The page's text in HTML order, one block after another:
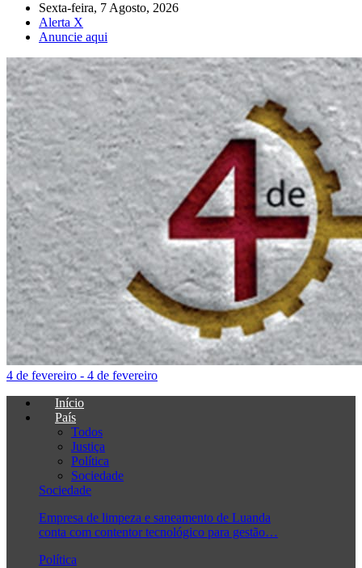
Sexta-feira, 7 Agosto, 2026
Alerta X
Anuncie aqui
4 de fevereiro - 4 de fevereiro
Início
País
Todos
Justiça
Política
Sociedade
Sociedade
Empresa de limpeza e saneamento de Luanda
conta com contentor tecnológico para gestão…
Política